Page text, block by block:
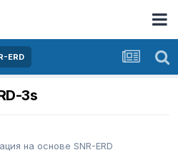
ERD
3s
на основе SNR-ERD